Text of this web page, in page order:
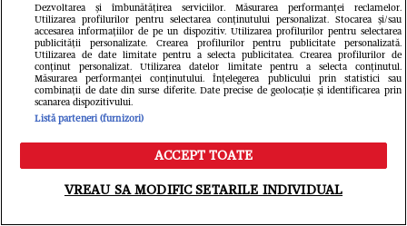
FANATIK.RO
Meteorologii AccuWeather,
Meniu Caută
Dezvoltarea și îmbunătățirea serviciilor. Măsurarea performanței reclamelor.
Utilizarea profilurilor pentru selectarea conținutului personalizat. Stocarea și/sau
accesarea informațiilor de pe un dispozitiv. Utilizarea profilurilor pentru selectarea
publicității personalizate. Crearea profilurilor pentru publicitate personalizată.
Utilizarea de date limitate pentru a selecta publicitatea. Crearea profilurilor de
conținut personalizat. Utilizarea datelor limitate pentru a selecta conținutul.
Măsurarea performanței conținutului. Înțelegerea publicului prin statistici sau
combinații de date din surse diferite. Date precise de geolocație și identificarea prin
scanarea dispozitivului.
Listă parteneri (furnizori)
ACCEPT TOATE
VREAU SA MODIFIC SETARILE INDIVIDUAL